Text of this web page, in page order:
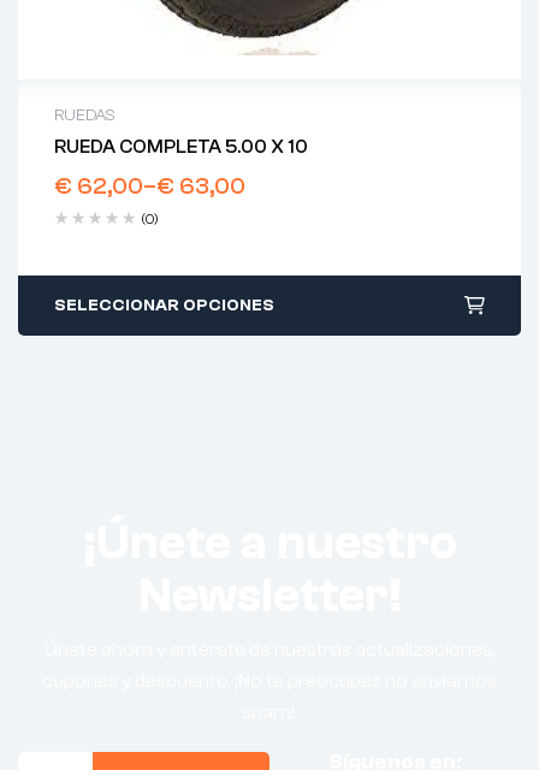
RUEDAS
RUEDA COMPLETA 5.00 X 10
€ 62,00–€ 63,00
(0)
SELECCIONAR OPCIONES